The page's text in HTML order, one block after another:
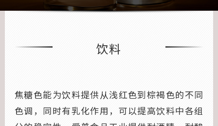
饮料
焦糖色能为饮料提供从浅红色到棕褐色的不同
色调，同时有乳化作用，可以提高饮料中各组